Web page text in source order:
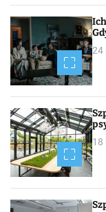
24
18